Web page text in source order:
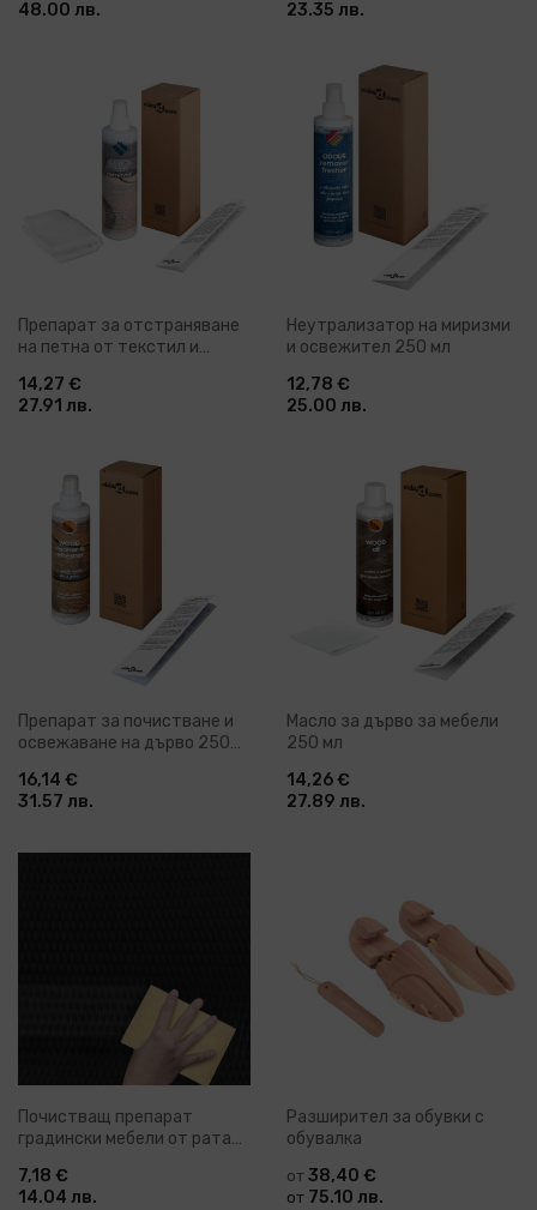
48.00 лв. 23.35 лв.
Препарат за отстраняване
на петна от текстил и
14,27 €
27.91 лв.
Неутрализатор на миризми
и освежител 250 мл
12,78 €
25.00 лв.
Препарат за почистване и
освежаване на дърво 250
16,14 €
31.57 лв.
Масло за дърво за мебели
250 мл
14,26 €
27.89 лв.
Почистващ препарат
градински мебели от ратан
7,18 €
14.04 лв.
Разширител за обувки с
обувалка
от 38,40 €
от 75.10 лв.